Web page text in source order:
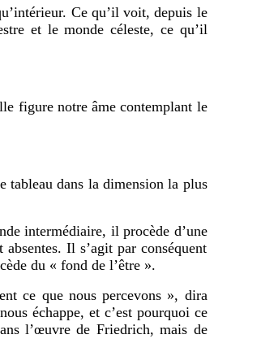
Ce qu’il voit, depuis le
et le monde céleste, ce qu’il
figure notre âme contemplant le
tableau dans la dimension la plus
intermédiaire, il procède d’une
Il s’agit par conséquent
du « fond de l’être ».
ce que nous percevons », dira
échappe, et c’est pourquoi ce
l’œuvre de Friedrich, mais de